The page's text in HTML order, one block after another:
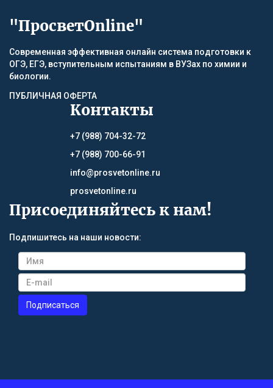
"ПросветOnline"
Современная эффективная онлайн система подготовки к
ОГЭ, ЕГЭ, вступительным испытаниям в ВУЗах по химии и
биологии.
ПУБЛИЧНАЯ ОФЕРТА
Контакты
+7 (988) 704-32-72
+7 (988) 700-66-91
info@prosvetonline.ru
prosvetonline.ru
Присоединяйтесь к нам!
Подпишитесь на наши новости: